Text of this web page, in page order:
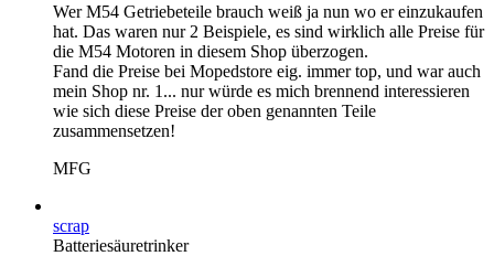
Wer M54 Getriebeteile brauch weiß ja nun wo er einzukaufen
hat. Das waren nur 2 Beispiele, es sind wirklich alle Preise für
die M54 Motoren in diesem Shop überzogen.
Fand die Preise bei Mopedstore eig. immer top, und war auch
mein Shop nr. 1... nur würde es mich brennend interessieren
wie sich diese Preise der oben genannten Teile
zusammensetzen!
MFG
scrap
Batteriesäuretrinker